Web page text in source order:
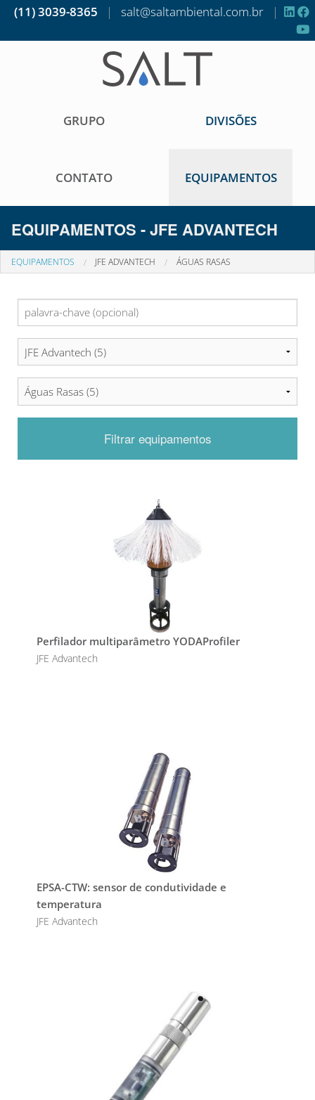
(11) 3039-8365 | salt@saltambiental.com.br |
GRUPO DIVISÕES
CONTATO EQUIPAMENTOS
EQUIPAMENTOS - JFE ADVANTECH
EQUIPAMENTOS JFE ADVANTECH ÁGUAS RASAS
Filtrar equipamentos
Perfilador multiparâmetro YODAProfiler
JFE Advantech
EPSA-CTW: sensor de condutividade e
temperatura
JFE Advantech